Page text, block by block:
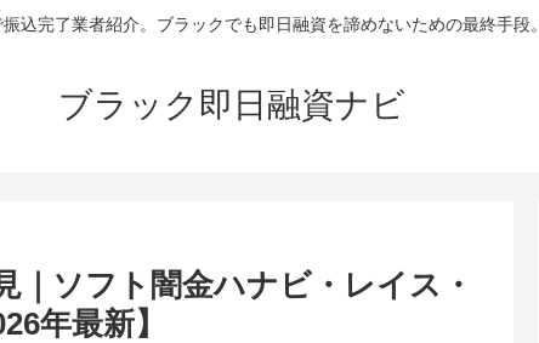
込完了業者紹介。ブラックでも即日融資を諦めないための最終手段。
ブラック即日融資ナビ
ソフト闇金ハナビ・レイス・
年最新】